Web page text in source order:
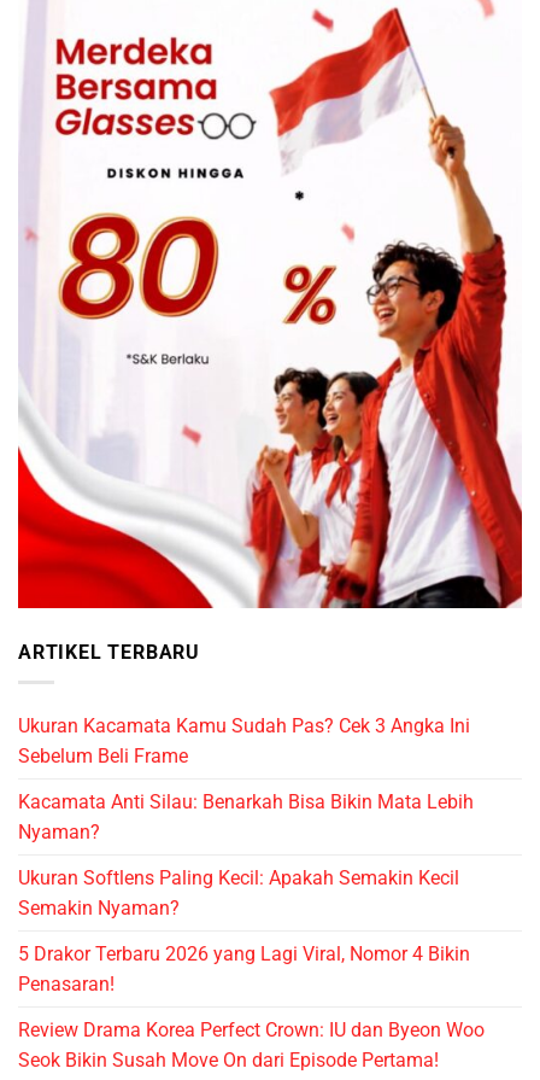
ARTIKEL TERBARU
Ukuran Kacamata Kamu Sudah Pas? Cek 3 Angka Ini
Sebelum Beli Frame
Kacamata Anti Silau: Benarkah Bisa Bikin Mata Lebih
Nyaman?
Ukuran Softlens Paling Kecil: Apakah Semakin Kecil
Semakin Nyaman?
5 Drakor Terbaru 2026 yang Lagi Viral, Nomor 4 Bikin
Penasaran!
Review Drama Korea Perfect Crown: IU dan Byeon Woo
Seok Bikin Susah Move On dari Episode Pertama!